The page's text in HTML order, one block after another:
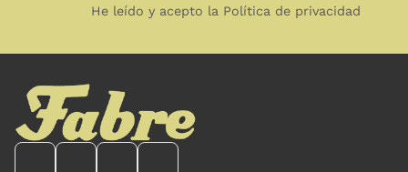
He leído y acepto la Política de privacidad